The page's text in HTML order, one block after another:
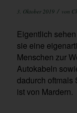
3. Oktober 2019 / von
Eigentlich
sie eine
Menschen zur
Autokabeln
dadurch oftmals
ist von Mardern.